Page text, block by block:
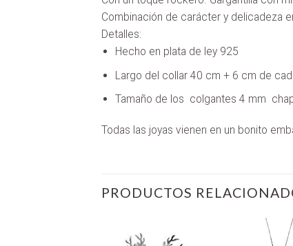
Combinación de carácter y delicadeza
Detalles:
Hecho en plata de ley 925
Largo del collar 40 cm + 6 cm de
Tamaño de los colgantes 4 mm
Todas las joyas vienen en un bonito
PRODUCTOS